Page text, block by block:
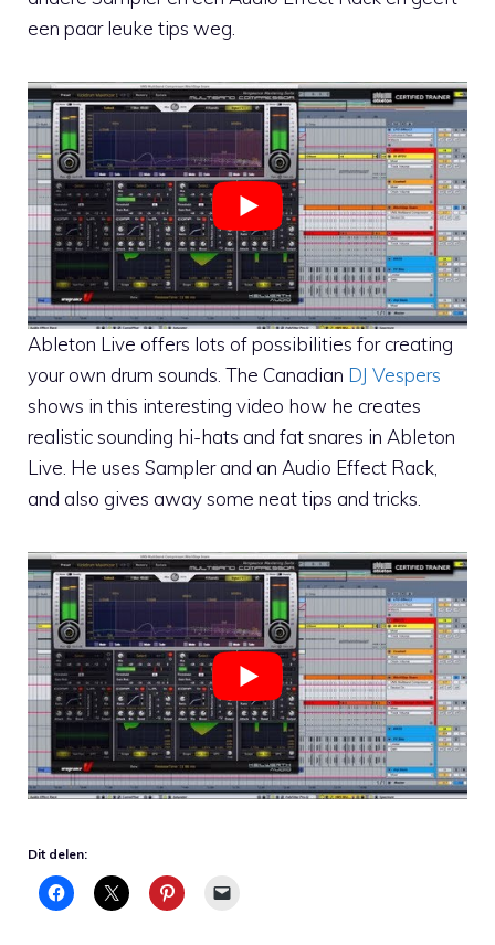
een paar leuke tips weg.
Ableton Live offers lots of possibilities for creating
your own drum sounds. The Canadian DJ Vespers
shows in this interesting video how he creates
realistic sounding hi-hats and fat snares in Ableton
Live. He uses Sampler and an Audio Effect Rack,
and also gives away some neat tips and tricks.
Dit delen: